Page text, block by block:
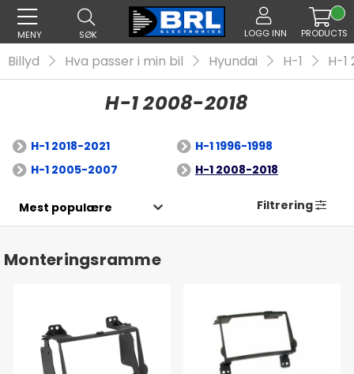
MENY SØK LOGG INN PRODUCTS
Billyd Hva passer i min bil Hyundai H-1 H-1
H-1 2008-2018
H-1 2018-2021
H-1 1996-1998
H-1 2005-2007
H-1 2008-2018
Filtrering
Monteringsramme